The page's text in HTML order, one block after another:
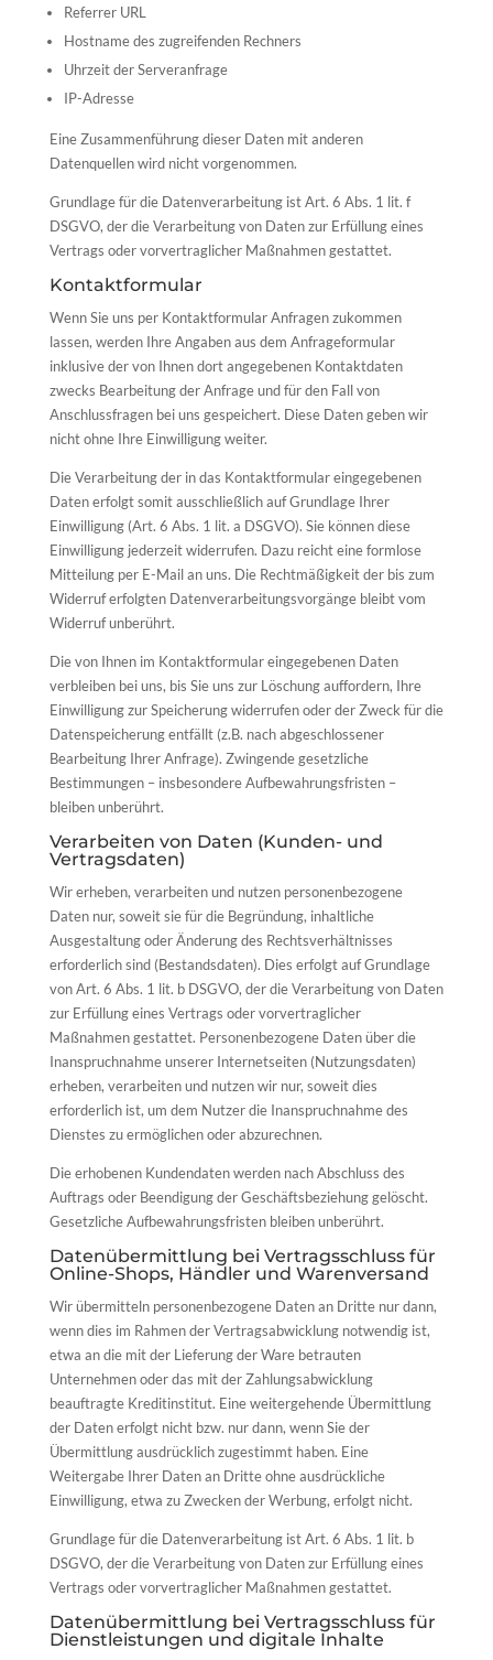
Referrer URL
Hostname des zugreifenden Rechners
Uhrzeit der Serveranfrage
IP-Adresse
Eine Zusammenführung dieser Daten mit anderen
Datenquellen wird nicht vorgenommen.
Grundlage für die Datenverarbeitung ist Art. 6 Abs. 1 lit. f
DSGVO, der die Verarbeitung von Daten zur Erfüllung eines
Vertrags oder vorvertraglicher Maßnahmen gestattet.
Kontaktformular
Wenn Sie uns per Kontaktformular Anfragen zukommen
lassen, werden Ihre Angaben aus dem Anfrageformular
inklusive der von Ihnen dort angegebenen Kontaktdaten
zwecks Bearbeitung der Anfrage und für den Fall von
Anschlussfragen bei uns gespeichert. Diese Daten geben wir
nicht ohne Ihre Einwilligung weiter.
Die Verarbeitung der in das Kontaktformular eingegebenen
Daten erfolgt somit ausschließlich auf Grundlage Ihrer
Einwilligung (Art. 6 Abs. 1 lit. a DSGVO). Sie können diese
Einwilligung jederzeit widerrufen. Dazu reicht eine formlose
Mitteilung per E-Mail an uns. Die Rechtmäßigkeit der bis zum
Widerruf erfolgten Datenverarbeitungsvorgänge bleibt vom
Widerruf unberührt.
Die von Ihnen im Kontaktformular eingegebenen Daten
verbleiben bei uns, bis Sie uns zur Löschung auffordern, Ihre
Einwilligung zur Speicherung widerrufen oder der Zweck für die
Datenspeicherung entfällt (z.B. nach abgeschlossener
Bearbeitung Ihrer Anfrage). Zwingende gesetzliche
Bestimmungen – insbesondere Aufbewahrungsfristen –
bleiben unberührt.
Verarbeiten von Daten (Kunden- und
Vertragsdaten)
Wir erheben, verarbeiten und nutzen personenbezogene
Daten nur, soweit sie für die Begründung, inhaltliche
Ausgestaltung oder Änderung des Rechtsverhältnisses
erforderlich sind (Bestandsdaten). Dies erfolgt auf Grundlage
von Art. 6 Abs. 1 lit. b DSGVO, der die Verarbeitung von Daten
zur Erfüllung eines Vertrags oder vorvertraglicher
Maßnahmen gestattet. Personenbezogene Daten über die
Inanspruchnahme unserer Internetseiten (Nutzungsdaten)
erheben, verarbeiten und nutzen wir nur, soweit dies
erforderlich ist, um dem Nutzer die Inanspruchnahme des
Dienstes zu ermöglichen oder abzurechnen.
Die erhobenen Kundendaten werden nach Abschluss des
Auftrags oder Beendigung der Geschäftsbeziehung gelöscht.
Gesetzliche Aufbewahrungsfristen bleiben unberührt.
Datenübermittlung bei Vertragsschluss für
Online-Shops, Händler und Warenversand
Wir übermitteln personenbezogene Daten an Dritte nur dann,
wenn dies im Rahmen der Vertragsabwicklung notwendig ist,
etwa an die mit der Lieferung der Ware betrauten
Unternehmen oder das mit der Zahlungsabwicklung
beauftragte Kreditinstitut. Eine weitergehende Übermittlung
der Daten erfolgt nicht bzw. nur dann, wenn Sie der
Übermittlung ausdrücklich zugestimmt haben. Eine
Weitergabe Ihrer Daten an Dritte ohne ausdrückliche
Einwilligung, etwa zu Zwecken der Werbung, erfolgt nicht.
Grundlage für die Datenverarbeitung ist Art. 6 Abs. 1 lit. b
DSGVO, der die Verarbeitung von Daten zur Erfüllung eines
Vertrags oder vorvertraglicher Maßnahmen gestattet.
Datenübermittlung bei Vertragsschluss für
Dienstleistungen und digitale Inhalte